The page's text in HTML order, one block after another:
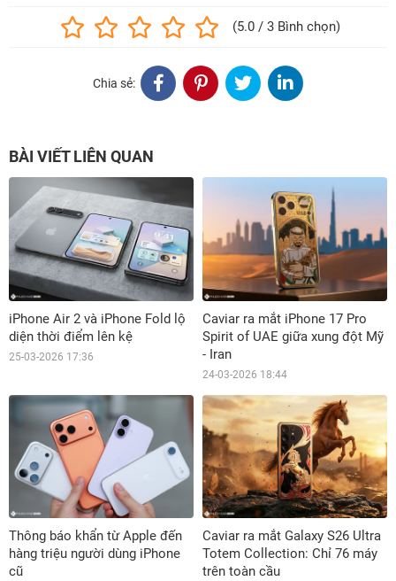
(5.0 / 3 Bình chọn)
Chia sẻ:
BÀI VIẾT LIÊN QUAN
iPhone Air 2 và iPhone Fold lộ
diện thời điểm lên kệ
25-03-2026 17:36
Caviar ra mắt iPhone 17 Pro
Spirit of UAE giữa xung đột Mỹ
- Iran
24-03-2026 18:44
Thông báo khẩn từ Apple đến
hàng triệu người dùng iPhone
cũ
Caviar ra mắt Galaxy S26 Ultra
Totem Collection: Chỉ 76 máy
trên toàn cầu